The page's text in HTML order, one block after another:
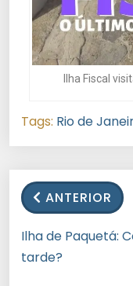
Ilha Fiscal
Tags: Rio de
ANTERIOR
Ilha de Paquetá:
tarde?